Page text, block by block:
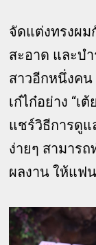
จัดแต่งทรงผม
สะอาด และบ
สาวอีกหนึ่งค
เก๋ไก๋อย่าง “เ
แชร์วิธีการดูแ
ง่ายๆ สามาร
ผลงาน ให้แฟ